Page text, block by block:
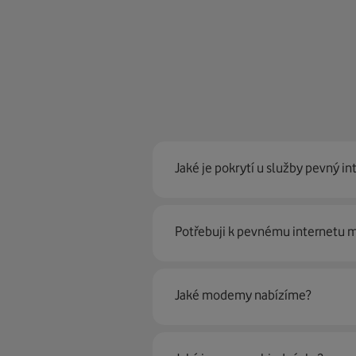
Jaké je pokrytí u služby pevný
Pevný internet můžeme
Potřebuji k pevnému internetu
Ano, potřebujete. Rádi vám ho
poradí naši proškolení prodejci
Jaké modemy nabízíme?